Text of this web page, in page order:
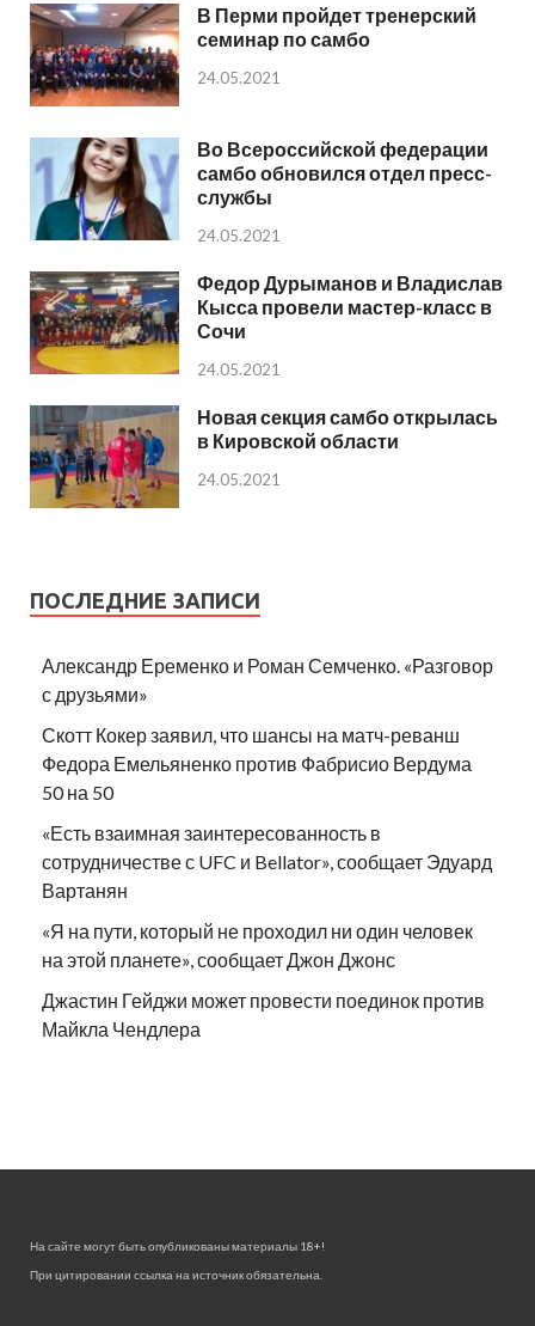
В Перми пройдет тренерский
семинар по самбо
24.05.2021
Во Всероссийской федерации
самбо обновился отдел пресс-
службы
24.05.2021
Федор Дурыманов и Владислав
Кысса провели мастер-класс в
Сочи
24.05.2021
Новая секция самбо открылась
в Кировской области
24.05.2021
ПОСЛЕДНИЕ ЗАПИСИ
Александр Еременко и Роман Семченко. «Разговор
с друзьями»
Скотт Кокер заявил, что шансы на матч-реванш
Федора Емельяненко против Фабрисио Вердума
50 на 50
«Есть взаимная заинтересованность в
сотрудничестве с UFC и Bellator», сообщает Эдуард
Вартанян
«Я на пути, который не проходил ни один человек
на этой планете», сообщает Джон Джонс
Джастин Гейджи может провести поединок против
Майкла Чендлера
На сайте могут быть опубликованы материалы 18+!
При цитировании ссылка на источник обязательна.